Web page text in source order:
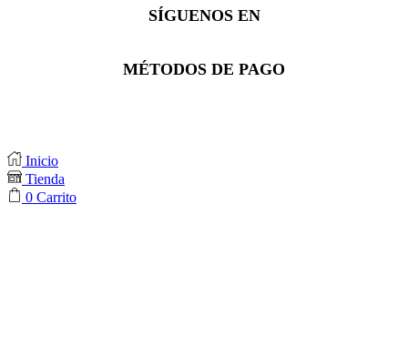
SÍGUENOS EN
Facebook
Instagram
Whatsapp
MÉTODOS DE PAGO
Inicio
Tienda
0 Carrito